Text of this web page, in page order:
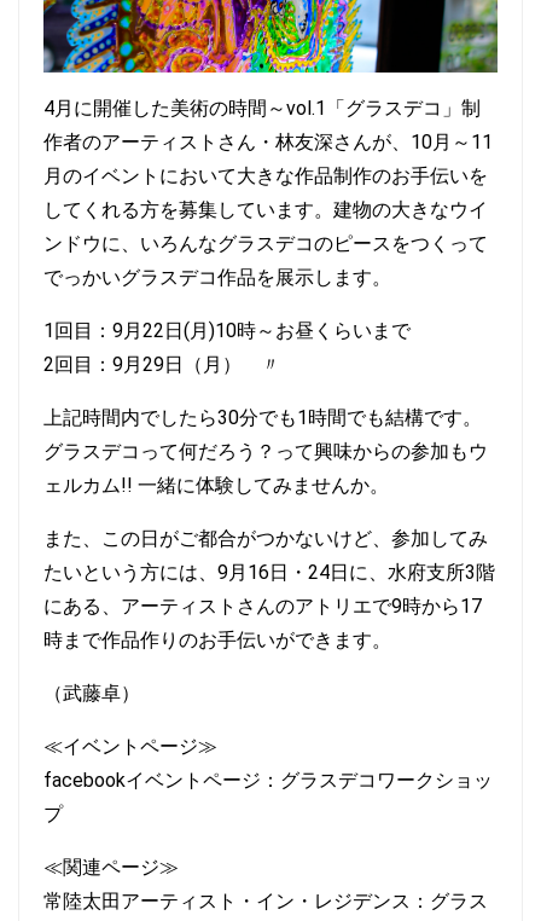
4月に開催した美術の時間～vol.1「グラスデコ」制
作者のアーティストさん・林友深さんが、10月～11
月のイベントにおいて大きな作品制作のお手伝いを
してくれる方を募集しています。建物の大きなウイ
ンドウに、いろんなグラスデコのピースをつくって
でっかいグラスデコ作品を展示します。
1回目：9月22日(月)10時～お昼くらいまで
2回目：9月29日（月） 〃
上記時間内でしたら30分でも1時間でも結構です。
グラスデコって何だろう？って興味からの参加もウ
ェルカム!! 一緒に体験してみませんか。
また、この日がご都合がつかないけど、参加してみ
たいという方には、9月16日・24日に、水府支所3階
にある、アーティストさんのアトリエで9時から17
時まで作品作りのお手伝いができます。
（武藤卓）
≪イベントページ≫
facebookイベントページ： グラスデコワークショッ
プ
≪関連ページ≫
常陸太田アーティスト・イン・レジデンス： グラス